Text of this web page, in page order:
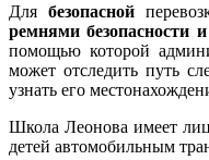
Для безопасной
ремнями безопасности
помощью которой
может отследить путь
узнать его
Школа Леонова имеет
детей автомобильным